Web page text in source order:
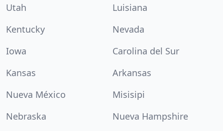
Utah
Luisiana
Kentucky
Nevada
Iowa
Carolina del Sur
Kansas
Arkansas
Nueva México
Misisipi
Nebraska
Nueva Hampshire